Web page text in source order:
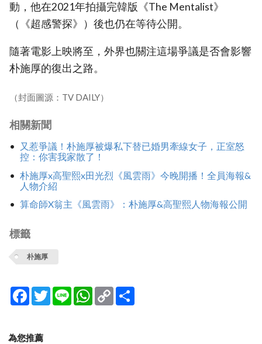
動，他在2021年拍攝完韓版《The Mentalist》
（《超感警探》）後也仍在等待公開。
隨著電影上映將至，外界也關注這場爭議是否會影響
朴施厚的復出之路。
（封面圖源：TV DAILY）
相關新聞
又惹爭議！朴施厚被爆私下替已婚男牽線女子，正室怒
控：你害我家散了！
朴施厚x高聖熙x田光烈《風雲雨》今晚開播！全員海報&
人物介紹
算命師X翁主《風雲雨》：朴施厚&高聖熙人物海報公開
標籤
朴施厚
Facebook
TwitterLine WhatsApp
Copy
Link
為您推薦